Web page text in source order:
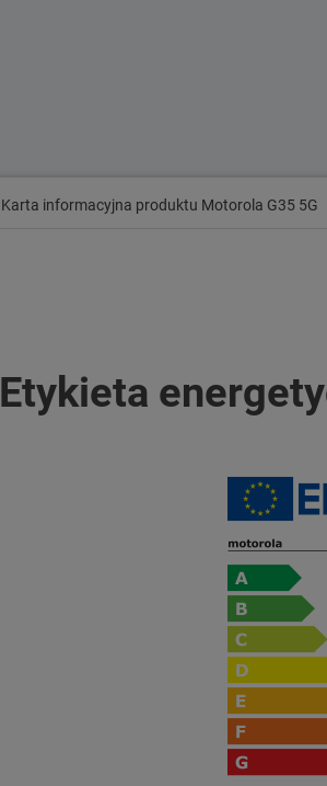
Karta informacyjna produktu Motorola G35 5G
Etykieta